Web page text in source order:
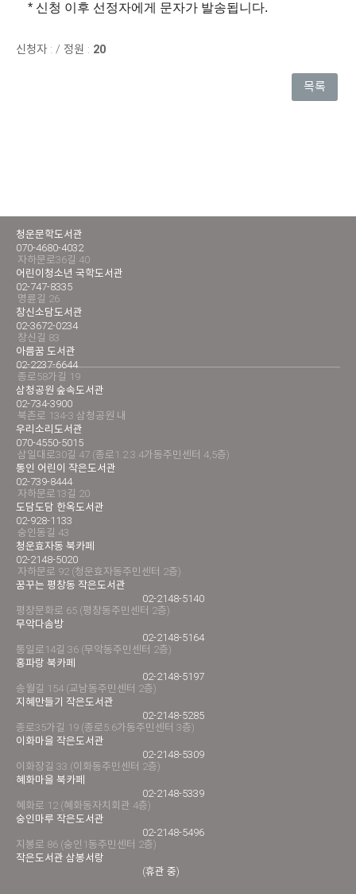
* 신청 이후 선정자에게 문자가 발송됩니다.
신청자 : / 정원 : 20
목록
청운문학도서관
070-4680-4032
자하문로36길 40
어린이청소년 국학도서관
02-747-8335
명륜길 26
창신소담도서관
02-3672-0234
창신길 83
아름꿈 도서관
02-2237-6644
종로58가길 19
삼청공원 숲속도서관
02-734-3900
북촌로 134-3 삼청공원 내
우리소리도서관
070-4550-5015
삼일대로30길 47 (종로1.2.3.4가동주민센터 4,5층)
통인 어린이 작은도서관
02-739-8444
자하문로13길 20
도담도담 한옥도서관
02-928-1133
숭인동길 43
청운효자동 북카페
02-2148-5020
자하문로 92 (청운효자동주민센터 2층)
꿈꾸는 평창동 작은도서관
02-2148-5140
평창문화로 65 (평창동주민센터 2층)
무악다솜방
02-2148-5164
통일로14길 36 (무악동주민센터 2층)
홍파랑 북카페
02-2148-5197
송월길 154 (교남동주민센터 2층)
지혜만들기 작은도서관
02-2148-5285
종로35가길 19 (종로5.6가동주민센터 3층)
이화마을 작은도서관
02-2148-5309
이화장길 33 (이화동주민센터 2층)
혜화마을 북카페
02-2148-5339
혜화로 12 (혜화동자치회관 4층)
숭인마루 작은도서관
02-2148-5496
지봉로 86 (숭인1동주민센터 2층)
작은도서관 삼봉서랑
(휴관 중)